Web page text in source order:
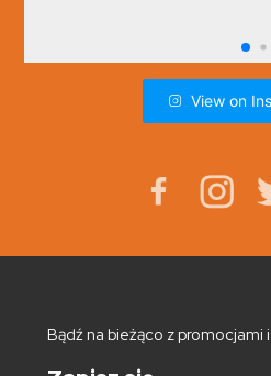
View on
Bądź na bieżąco z promocjami